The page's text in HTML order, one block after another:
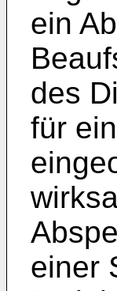
ein
des
für
einer